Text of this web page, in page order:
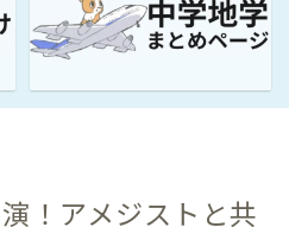
！アメジストと共